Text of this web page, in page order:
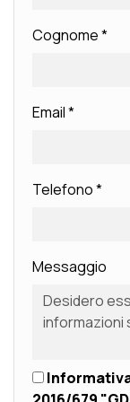
Cognome*
Email*
Telefono*
Messaggio